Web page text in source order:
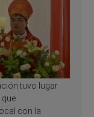
tuvo lugar
con la